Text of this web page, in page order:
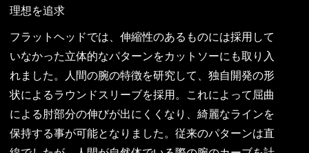
理想を追求
フラットヘッドでは、伸縮性のあるものには採用して
いなかった立体的なパターンをカットソーにも取り入
れました。人間の腕の特徴を研究して、独自開発の形
状によるラウンドスリーブを採用。これによって屈曲
による肘部分の伸びが出にくくなり、綺麗なラインを
保持する事が可能となりました。従来のパターンは直